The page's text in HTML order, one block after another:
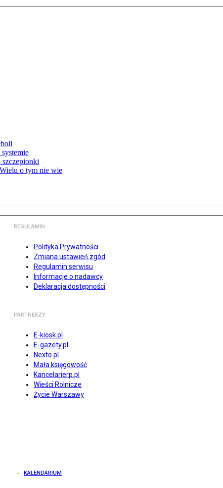
szczepionki
o tym nie wie
REGULAMIN
Polityka Prywatności
Zmiana ustawień zgód
Regulamin serwisu
Informacje o nadawcy
Deklaracja dostępności
PARTNERZY
E-kiosk.pl
E-gazety.pl
Nexto.pl
Mała księgowość
Kancelarierp.pl
Wieści Rolnicze
Życie Warszawy
KALENDARIUM